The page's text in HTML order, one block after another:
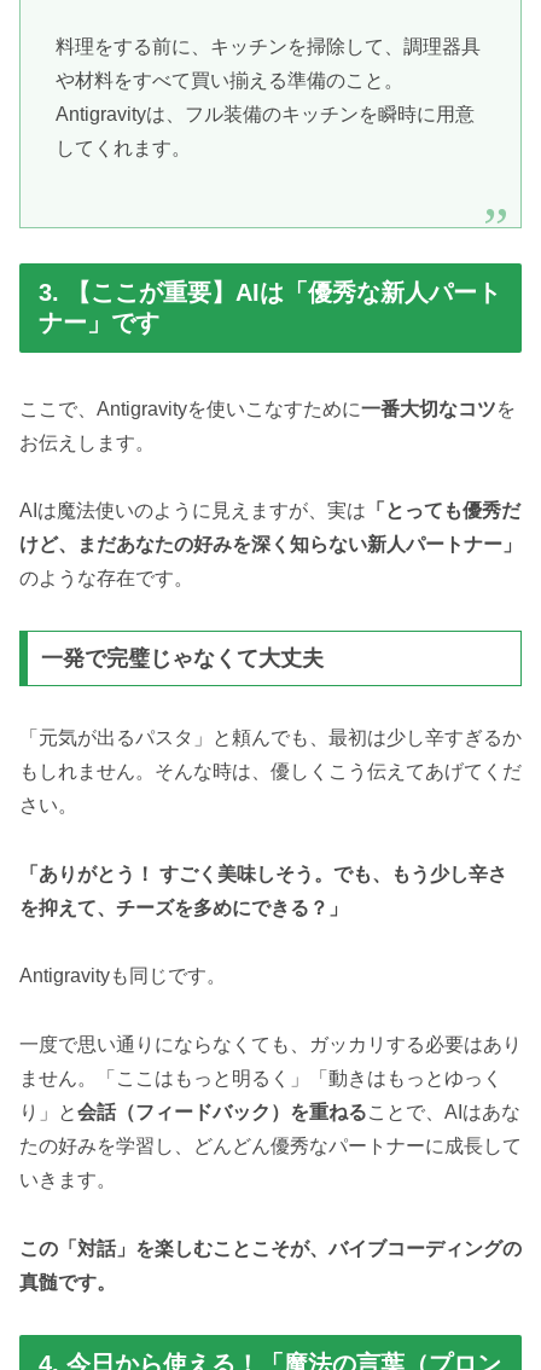
料理をする前に、キッチンを掃除して、調理器具
や材料をすべて買い揃える準備のこと。
Antigravityは、フル装備のキッチンを瞬時に用意
してくれます。
3. 【ここが重要】AIは「優秀な新人パート
ナー」です
ここで、Antigravityを使いこなすために一番大切なコツを
お伝えします。
AIは魔法使いのように見えますが、実は 「とっても優秀だ
けど、まだあなたの好みを深く知らない新人パートナー」
のような存在です。
一発で完璧じゃなくて大丈夫
「元気が出るパスタ」と頼んでも、最初は少し辛すぎるか
もしれません。そんな時は、優しくこう伝えてあげてくだ
さい。
「ありがとう！ すごく美味しそう。でも、もう少し辛さ
を抑えて、チーズを多めにできる？」
Antigravityも同じです。
一度で思い通りにならなくても、ガッカリする必要はあり
ません。「ここはもっと明るく」「動きはもっとゆっく
り」と会話（フィードバック）を重ねることで、AIはあな
たの好みを学習し、どんどん優秀なパートナーに成長して
いきます。
この「対話」を楽しむことこそが、バイブコーディングの
真髄です。
4. 今日から使える！「魔法の言葉（プロン